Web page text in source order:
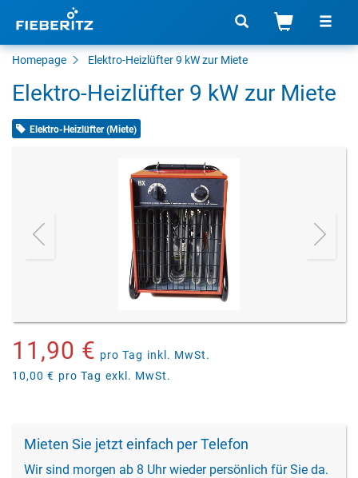
Homepage Elektro-Heizlüfter9 kW zur Miete
Elektro-Heizlüfter 9 kW zur Miete
Elektro-Heizlüfter (Miete)
11,90 € pro Tag inkl. MwSt.
10,00 € pro Tag exkl. MwSt.
Mieten Sie jetzt einfach per Telefon
Wir sind morgen ab 8 Uhr wieder persönlich für Sie da.